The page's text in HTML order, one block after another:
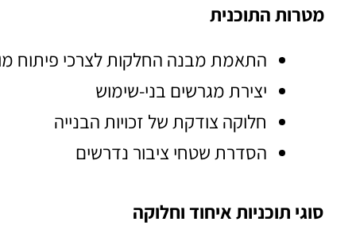
מטרות התוכנית
התאמת מבנה החלקות לצרכי פיתוח
יצירת מגרשים בני-שימוש
חלוקה צודקת של זכויות הבנייה
הסדרת שטחי ציבור נדרשים
סוגי תוכניות איחוד וחלוקה